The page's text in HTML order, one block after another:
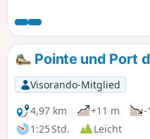
Golf, während Sie durch
reiche Megalith-Erbe
Pointe und Port
Visorando-Mitglied
4,97 km
+11 m
-
1:25 Std.
Leicht